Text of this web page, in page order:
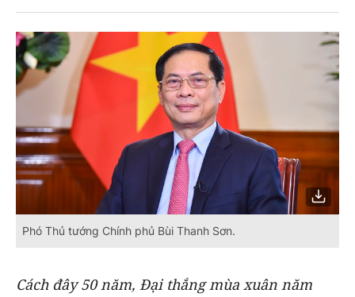
Phó Thủ tướng Chính phủ Bùi Thanh Sơn.
Cách đây 50 năm, Đại thắng mùa xuân năm